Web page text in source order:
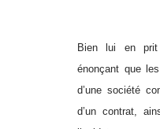
Bien lui en prit
énonçant que
d’une société
d’un contrat,